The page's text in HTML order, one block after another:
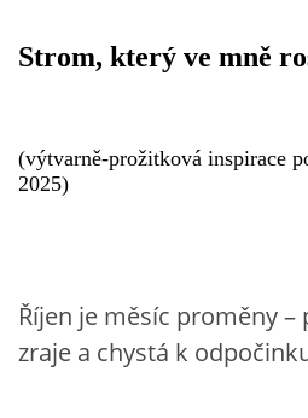
VZDĚLÁVACÍ BLOK LEDEN
VZDĚLÁVACÍ BLOK BŘEZEN
VÝTVARNÉ TECHNIKY
Strom, který ve mně
(výtvarně-prožitková inspirace
2025)
Říjen je měsíc proměny
zraje a chystá k